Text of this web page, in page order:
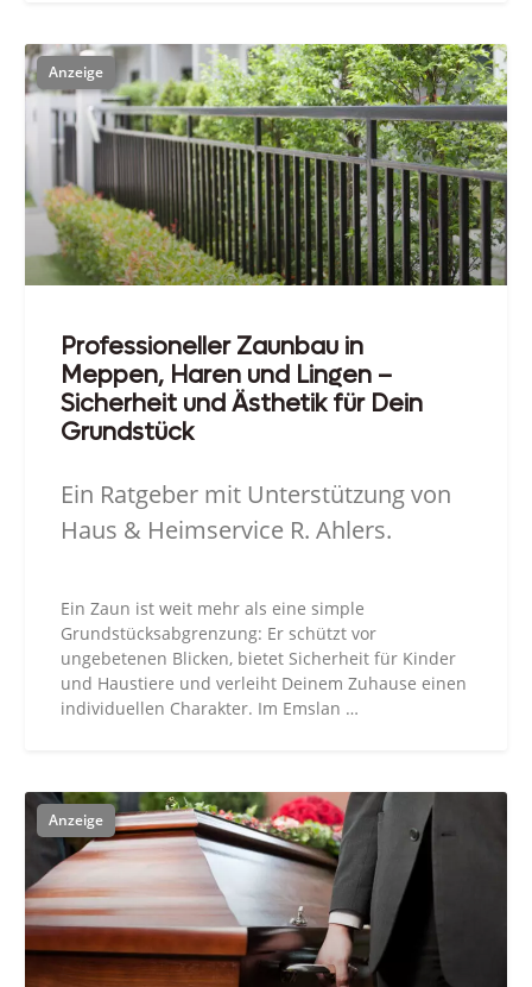
Professioneller Zaunbau in
Meppen, Haren und Lingen –
Sicherheit und Ästhetik für Dein
Grundstück
Ein Ratgeber mit Unterstützung von
Haus & Heimservice R. Ahlers.
Ein Zaun ist weit mehr als eine simple
Grundstücksabgrenzung: Er schützt vor
ungebetenen Blicken, bietet Sicherheit für Kinder
und Haustiere und verleiht Deinem Zuhause einen
individuellen Charakter. Im Emslan …